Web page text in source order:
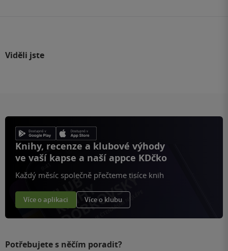
Viděli jste
Knihy, recenze a klubové výhody
ve vaší kapse a naší appce KDčko
Každý měsíc společně přečteme tisíce knih
Více o aplikaci Více o klubu
Potřebujete s něčím poradit?